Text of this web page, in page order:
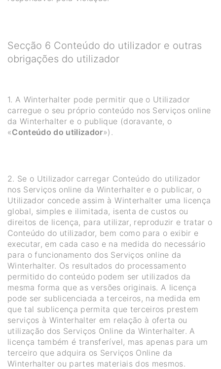
Secção 6 Conteúdo do utilizador e outras
obrigações do utilizador
1. A Winterhalter pode permitir que o Utilizador
carregue o seu próprio conteúdo nos Serviços online
da Winterhalter e o publique (doravante, o
«Conteúdo do utilizador»).
2. Se o Utilizador carregar Conteúdo do utilizador
nos Serviços online da Winterhalter e o publicar, o
Utilizador concede assim à Winterhalter uma licença
global, simples e ilimitada, isenta de custos ou
direitos de licença, para utilizar, reproduzir e tratar o
Conteúdo do utilizador, bem como para o exibir e
executar, em cada caso e na medida do necessário
para o funcionamento dos Serviços online da
Winterhalter. Os resultados do processamento
permitido do conteúdo podem ser utilizados da
mesma forma que as versões originais. A licença
pode ser sublicenciada a terceiros, na medida em
que tal sublicença permita que terceiros prestem
serviços à Winterhalter em relação à oferta ou
utilização dos Serviços Online da Winterhalter. A
licença também é transferível, mas apenas para um
terceiro que adquira os Serviços Online da
Winterhalter ou partes materiais dos mesmos.